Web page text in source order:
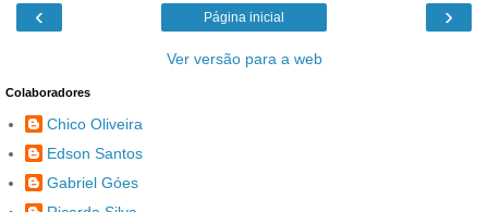
‹ ›
Página inicial
Ver versão para a web
Colaboradores
Chico Oliveira
Edson Santos
Gabriel Góes